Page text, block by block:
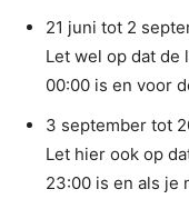
21 juni tot 2
Let wel op dat de
00:00 is en voor
3 september tot
Let hier ook op
23:00 is en als je